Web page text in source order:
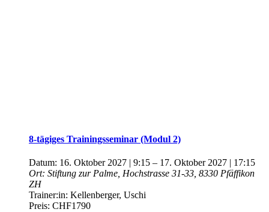
8-tägiges Trainingsseminar (Modul 2)
Datum: 16. Oktober 2027 | 9:15 – 17. Oktober 2027 | 17:15
Ort: Stiftung zur Palme, Hochstrasse 31-33, 8330 Pfäffikon
ZH
Trainer:in: Kellenberger, Uschi
Preis: CHF1790